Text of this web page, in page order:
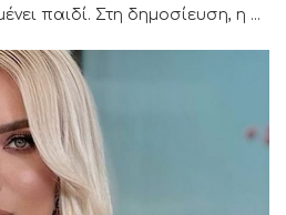
παιδί. Στη δημοσίευση, η ...